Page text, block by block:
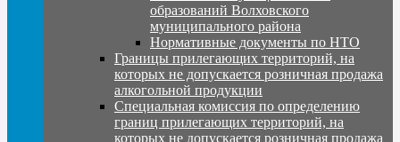
образований Волховского
муниципального района
Нормативные документы по НТО
Границы прилегающих территорий, на
которых не допускается розничная продажа
алкогольной продукции
Специальная комиссия по определению
границ прилегающих территорий, на
которых не допускается розничная продажа